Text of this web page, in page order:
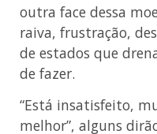
outra face dessa
raiva, frustração,
de estados que
de fazer.
“Está insatisfeito,
melhor”, alguns